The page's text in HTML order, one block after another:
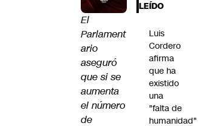
El
Parlament
ario
aseguró
que si se
aumenta
el número
de
LEÍDO
Luis
Cordero
afirma
que ha
existido
una
"falta de
humanidad"